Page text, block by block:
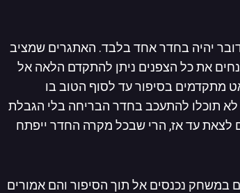
יהיה בחדר אחד בלבד. האתגרים שמציב
את כל הצפנים ניתן להתקדם הלאה אל
מתקדמים בסיפור עד לסוף הטוב בו
לא תוכלו להתעכב בחדר הבריחה בלי הגבלת
עד אז, הרי שבכל מקרה החדר ייפתח
נכנסים אל תוך הסיפור והם אמורים